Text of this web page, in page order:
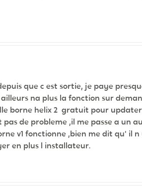
que c est sortie, je paye
na plus la fonction sur
borne helix 2 gratuit pour
pas de probleme ,il me passe a un
v1 fonctionne ,bien me dit qu' il
en plus l installateur.